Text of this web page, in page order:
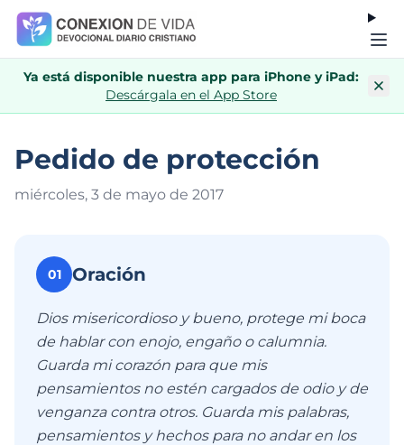
Ya está disponible nuestra app para iPhone y iPad:
Descárgala en el App Store
Pedido de protección
miércoles, 3 de mayo de 2017
01 Oración
Dios misericordioso y bueno, protege mi boca
de hablar con enojo, engaño o calumnia.
Guarda mi corazón para que mis
pensamientos no estén cargados de odio y de
venganza contra otros. Guarda mis palabras,
pensamientos y hechos para no andar en los